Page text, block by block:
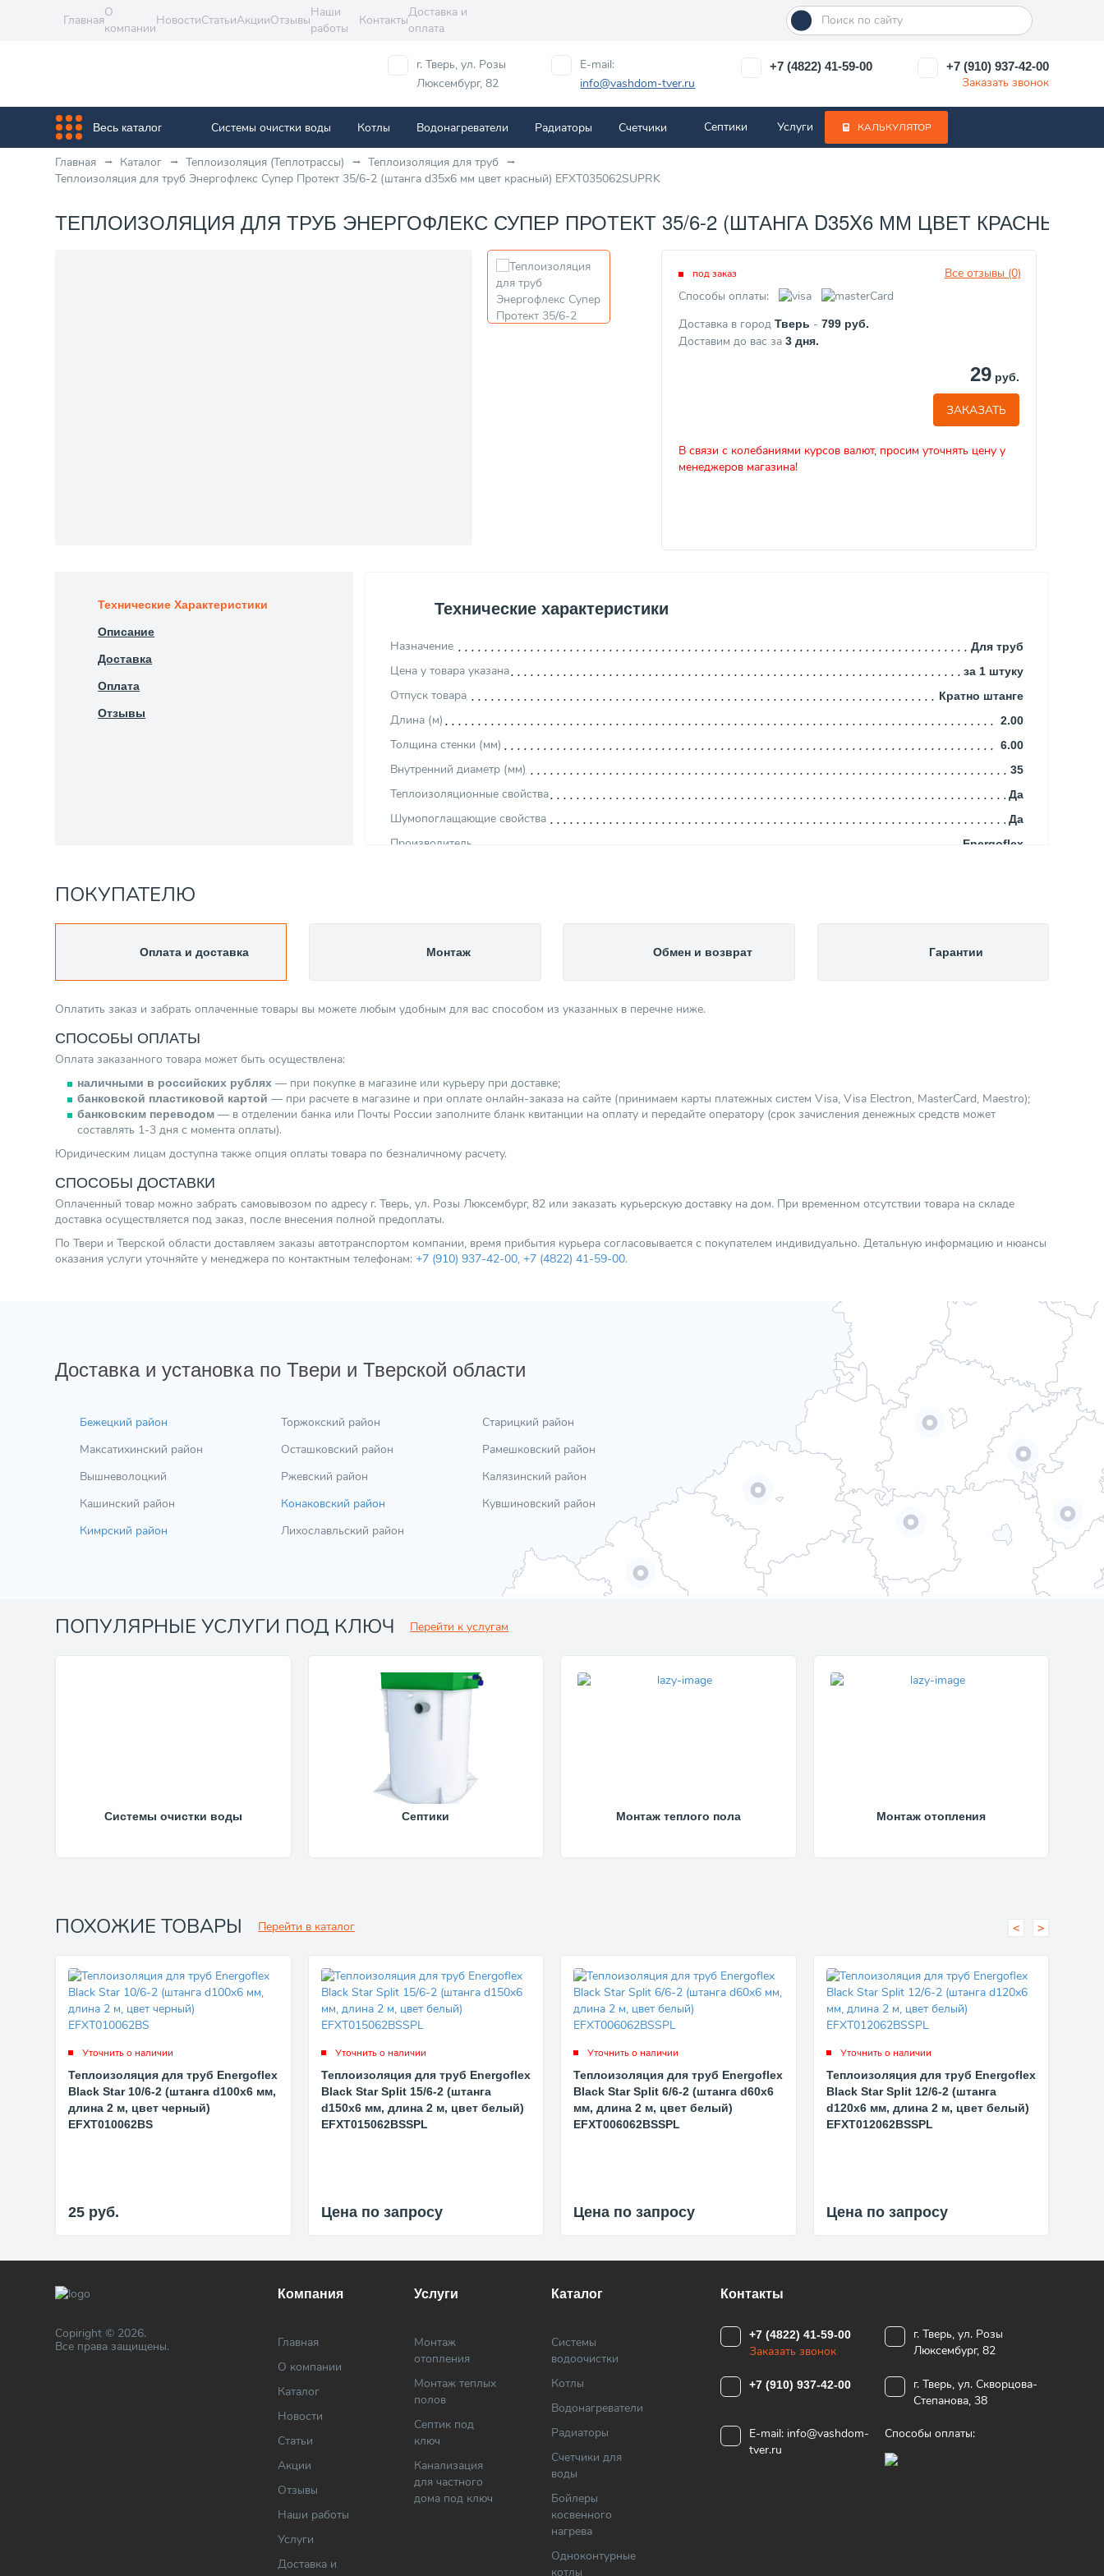
Главная
О
компании
НовостиСтатьиАкцииОтзывы
Наши
работы
Контакты
Доставка и
оплата
г. Тверь, ул. Розы
Люксембург, 82
E-mail:
info@vashdom-tver.ru
+7 (4822) 41-59-00 +7 (910) 937-42-00
Заказать звонок
Весь каталог Системы очистки воды Котлы Водонагреватели Радиаторы Cчетчики Септики Услуги КАЛЬКУЛЯТОР
Главная Каталог Теплоизоляция (Теплотрассы)
Теплоизоляция для труб
Теплоизоляция для труб Энергофлекс Супер Протект 35/6-2 (штанга d35x6 мм цвет красный) EFXT035062SUPRK
ТЕПЛОИЗОЛЯЦИЯ ДЛЯ ТРУБ ЭНЕРГОФЛЕКС СУПЕР ПРОТЕКТ 35/6-2 (ШТАНГА D35X6 ММ ЦВЕТ КРАСНЫЙ)
Все отзывы (0)
под заказ
Способы оплаты:
Доставка в город Тверь - 799 руб.
Доставим до вас за 3 дня.
29руб.
ЗАКАЗАТЬ
В связи с колебаниями курсов валют, просим уточнять цену у
менеджеров магазина!
Технические Характеристики Технические характеристики
Назначение Для труб
Цена у товара указана за 1 штуку
Отпуск товара Кратно штанге
Длина (м) 2.00
Толщина стенки (мм) 6.00
Внутренний диаметр (мм) 35
Теплоизоляционные свойства Да
Шумопоглащающие свойства Да
Производитель Energoflex
Описание
Доставка
Оплата
Отзывы
ПОКУПАТЕЛЮ
Оплата и доставка
Оплатить заказ и забрать оплаченные товары вы можете любым удобным для вас способом из указанных в перечне ниже.
СПОСОБЫ ОПЛАТЫ
Оплата заказанного товара может быть осуществлена:
наличными в российских рублях — при покупке в магазине или курьеру при доставке;
банковской пластиковой картой — при расчете в магазине и при оплате онлайн-заказа на сайте (принимаем карты платежных систем Visa, Visa Electron, MasterCard, Maestro);
банковским переводом — в отделении банка или Почты России заполните бланк квитанции на оплату и передайте оператору (срок зачисления денежных средств может
составлять 1-3 дня с момента оплаты).
Юридическим лицам доступна также опция оплаты товара по безналичному расчету.
СПОСОБЫ ДОСТАВКИ
Оплаченный товар можно забрать самовывозом по адресу г. Тверь, ул. Розы Люксембург, 82 или заказать курьерскую доставку на дом. При временном отсутствии товара на складе
доставка осуществляется под заказ, после внесения полной предоплаты.
По Твери и Тверской области доставляем заказы автотранспортом компании, время прибытия курьера согласовывается с покупателем индивидуально. Детальную информацию и нюансы
оказания услуги уточняйте у менеджера по контактным телефонам: +7 (910) 937-42-00, +7 (4822) 41-59-00.
Монтаж Обмен и возврат Гарантии
Доставка и установка по Твери и Тверской области
Бежецкий район
Максатихинский район
Вышневолоцкий
Кашинский район
Кимрский район
Торжокский район
Осташковский район
Ржевский район
Конаковский район
Лихославльский район
Старицкий район
Рамешковский район
Калязинский район
Кувшиновский район
ПОПУЛЯРНЫЕ УСЛУГИ ПОД КЛЮЧ Перейти к услугам
Системы очистки воды Септики Монтаж теплого пола Монтаж отопления
ПОХОЖИЕ ТОВАРЫ Перейти в каталог
Уточнить о наличии
Теплоизоляция для труб Energoflex
Black Star 10/6-2 (штанга d100x6 мм,
длина 2 м, цвет черный)
EFXT010062BS
25 руб.
Уточнить о наличии
Теплоизоляция для труб Energoflex
Black Star Split 15/6-2 (штанга
d150x6 мм, длина 2 м, цвет белый)
EFXT015062BSSPL
Цена по запросу
Уточнить о наличии
Теплоизоляция для труб Energoflex
Black Star Split 6/6-2 (штанга d60x6
мм, длина 2 м, цвет белый)
EFXT006062BSSPL
Цена по запросу
Уточнить о наличии
Теплоизоляция для труб Energoflex
Black Star Split 12/6-2 (штанга
d120x6 мм, длина 2 м, цвет белый)
EFXT012062BSSPL
Цена по запросу
< >
Copiright © 2026.
Все права защищены.
Компания
Главная
О компании
Каталог
Новости
Статьи
Акции
Отзывы
Наши работы
Услуги
Доставка и
Услуги
Монтаж
отопления
Монтаж теплых
полов
Септик под
ключ
Канализация
для частного
дома под ключ
Каталог
Системы
водоочистки
Котлы
Водонагреватели
Радиаторы
Cчетчики для
воды
Бойлеры
косвенного
нагрева
Одноконтурные
котлы
Контакты
+7 (4822) 41-59-00
Заказать звонок
г. Тверь, ул. Розы
Люксембург, 82
+7 (910) 937-42-00
г. Тверь, ул. Скворцова-
Степанова, 38
E-mail: info@vashdom-
tver.ru
Способы оплаты: